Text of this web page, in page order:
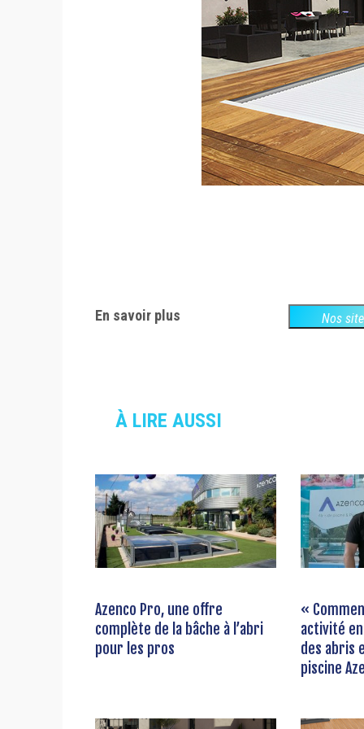
En savoir plus Nos
À LIRE AUSSI
Azenco Pro, une offre
complète de la bâche à l’abri
pour les pros
«
activité
des abris
piscine